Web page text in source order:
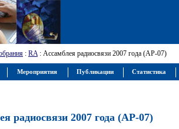
: RA: Ассамблея радиосвязи 2007 года (АР-07)
радиосвязи 2007 года (АР-07)
Мероприятия Публикации Статистика